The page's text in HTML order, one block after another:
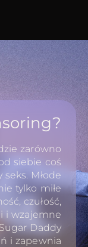
zarówno
siebie coś
Młode
tylko miłe
czułość,
i wzajemne
Daddy
i zapewnia